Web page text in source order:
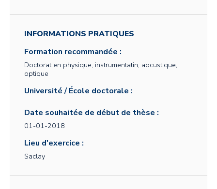
INFORMATIONS PRATIQUES
Formation recommandée :
Doctorat en physique, instrumentatin, aocustique,
optique
Université / École doctorale :
Date souhaitée de début de thèse :
01-01-2018
Lieu d'exercice :
Saclay